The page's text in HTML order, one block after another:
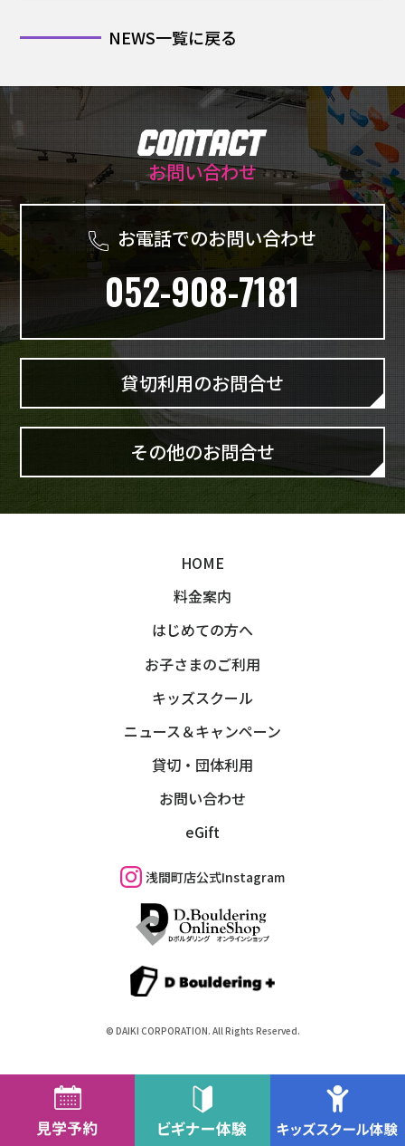
NEWS一覧に戻る
お問い合わせ
お電話でのお問い合わせ
052-908-7181
貸切利用のお問合せ
その他のお問合せ
HOME
料金案内
はじめての方へ
お子さまのご利用
キッズスクール
ニュース＆キャンペーン
貸切・団体利用
お問い合わせ
eGift
浅間町店公式Instagram
©︎ DAIKI CORPORATION. All Rights Reserved.